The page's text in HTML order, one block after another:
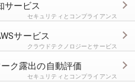
サービス
セキュリティとコンプライアンス
サービス
クラウドテクノロジーとサービス
ク露出の自動評価
セキュリティとコンプライアンス